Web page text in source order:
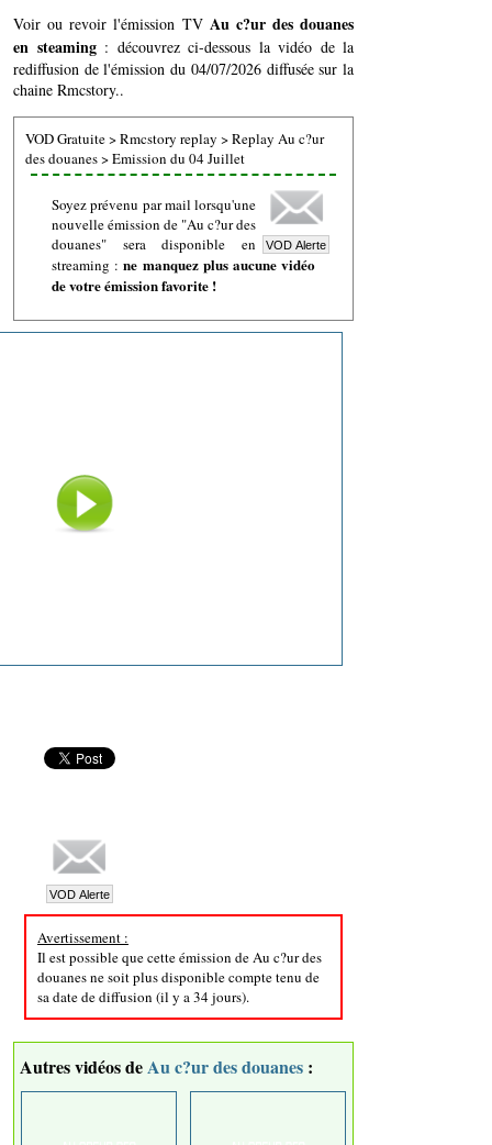
Voir ou revoir l'émission TV Au c?ur des douanes
en steaming: découvrez ci-dessous la vidéo de la
rediffusion de l'émission du 04/07/2026 diffusée sur la
chaine Rmcstory..
VOD Gratuite>Rmcstory replay >Replay Au c?ur
des douanes>Emission du 04 Juillet
Soyez prévenu par mail lorsqu'une
nouvelle émission de "Au c?ur des
douanes" sera disponible en
streaming :ne manquez plus aucune vidéo
de votre émission favorite !
Avertissement :
Il est possible que cette émission de Au c?ur des
douanes ne soit plus disponible compte tenu de
sa date de diffusion (il y a 34 jours).
Autres vidéos deAu c?ur des douanes :